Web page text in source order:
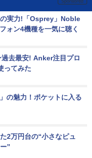
実力!「Osprey」Noble
ォン4機種を一気に聴く
去最安! Anker注目プロ
ってみた
の魅力！ポケットに入る
2万円台の“小さなピュ
”